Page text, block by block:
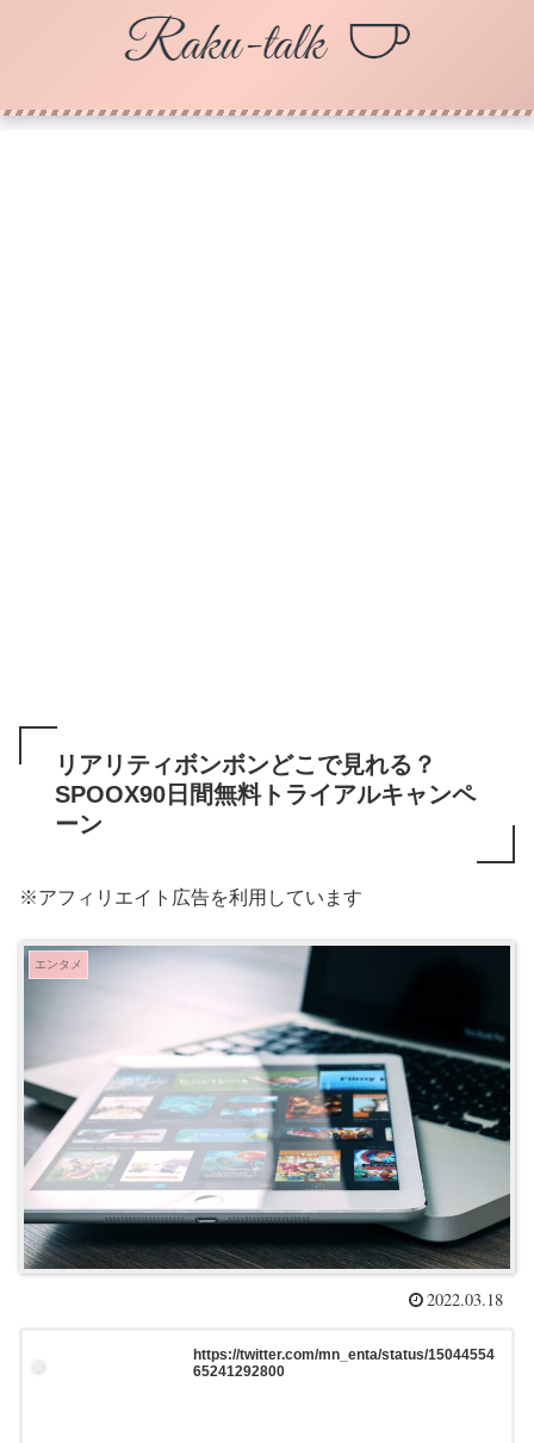
リアリティボンボンどこで見れる？
SPOOX90日間無料トライアルキャンペ
ーン
※アフィリエイト広告を利用しています
エンタメ
2022.03.18
https://twitter.com/mn_enta/status/15044554
65241292800